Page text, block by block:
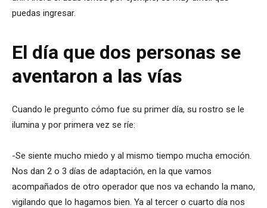
puedas ingresar.
El día que dos personas se
aventaron a las vías
Cuando le pregunto cómo fue su primer día, su rostro se le
ilumina y por primera vez se ríe:
-Se siente mucho miedo y al mismo tiempo mucha emoción.
Nos dan 2 o 3 días de adaptación, en la que vamos
acompañados de otro operador que nos va echando la mano,
vigilando que lo hagamos bien. Ya al tercer o cuarto día nos